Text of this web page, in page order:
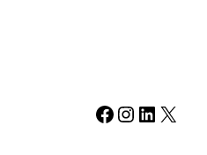
Facebook Instagram LinkedIn X